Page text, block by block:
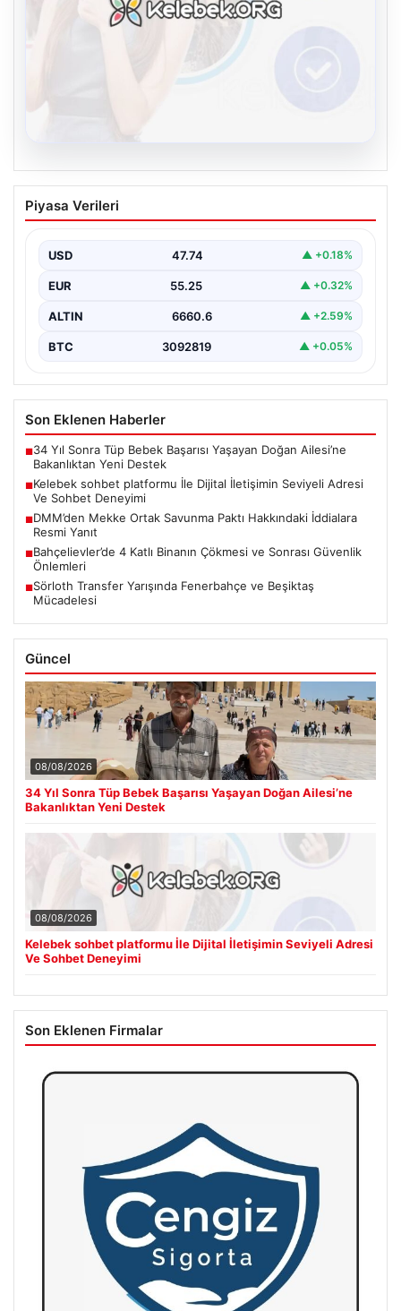
Kelebek sohbet platformu İle Dijital
İletişimin Seviyeli Adresi Ve Sohbet
Dijital ortamında insanların seviyeli bir şekilde iletişim
Piyasa Verileri
USD 47.74 ▲ +0.18%
EUR 55.25 ▲ +0.32%
ALTIN 6660.6 ▲ +2.59%
BTC 3092819 ▲ +0.05%
Son Eklenen Haberler
■34 Yıl Sonra Tüp Bebek Başarısı Yaşayan Doğan Ailesi’ne
Bakanlıktan Yeni Destek
■Kelebek sohbet platformu İle Dijital İletişimin Seviyeli Adresi
Ve Sohbet Deneyimi
■DMM’den Mekke Ortak Savunma Paktı Hakkındaki İddialara
Resmi Yanıt
■Bahçelievler’de 4 Katlı Binanın Çökmesi ve Sonrası Güvenlik
Önlemleri
■Sörloth Transfer Yarışında Fenerbahçe ve Beşiktaş
Mücadelesi
Güncel
08/08/2026
34 Yıl Sonra Tüp Bebek Başarısı Yaşayan Doğan Ailesi’ne
Bakanlıktan Yeni Destek
08/08/2026
Kelebek sohbet platformu İle Dijital İletişimin Seviyeli Adresi
Ve Sohbet Deneyimi
Son Eklenen Firmalar